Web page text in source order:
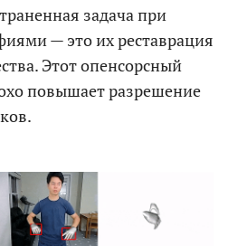
задача при
— это их реставрация
Этот опенсорсный
повышает разрешение